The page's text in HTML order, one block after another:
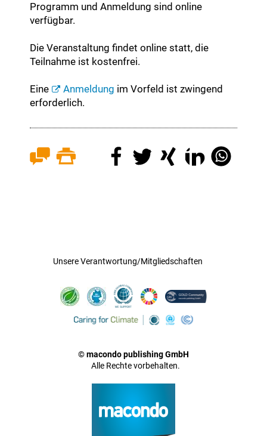
Programm und Anmeldung sind online
verfügbar.
Die Veranstaltung findet online statt, die
Teilnahme ist kostenfrei.
Eine Anmeldung im Vorfeld ist zwingend
erforderlich.
Unsere Verantwortung/Mitgliedschaften
© macondo publishing GmbH
Alle Rechte vorbehalten.